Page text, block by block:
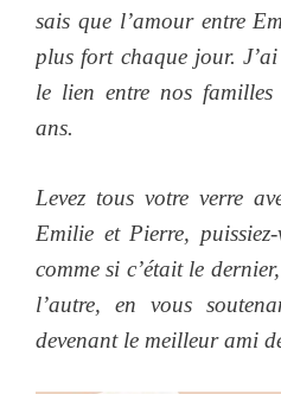
sais que l’amour entre
plus fort chaque jour.
le lien entre nos
ans.
Levez tous votre verre
Emilie et Pierre,
comme si c’était le
l’autre, en vous
devenant le meilleur ami